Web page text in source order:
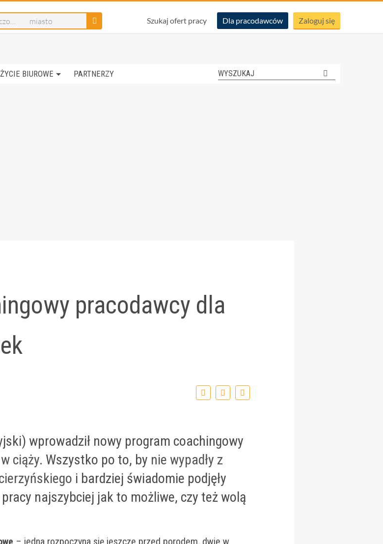
Szukaj ofert pracy Dla pracodawców Zaloguj się
ŻYCIE BIUROWE PARTNERZY
pracodawcy dla
wprowadził nowy program coachingowy
ciąży. Wszystko po to, by nie wypadły z
i bardziej świadomie podjęły
najszybciej jak to możliwe, czy też wolą
– jedna rozpoczyna się jeszcze przed porodem, dwie w